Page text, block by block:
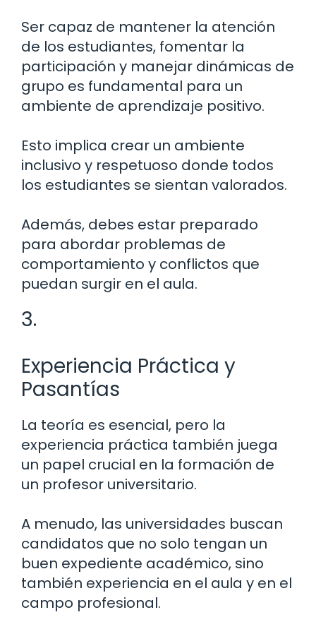
Ser capaz de mantener la atención
de los estudiantes, fomentar la
participación y manejar dinámicas de
grupo es fundamental para un
ambiente de aprendizaje positivo.
Esto implica crear un ambiente
inclusivo y respetuoso donde todos
los estudiantes se sientan valorados.
Además, debes estar preparado
para abordar problemas de
comportamiento y conflictos que
puedan surgir en el aula.
3.
Experiencia Práctica y
Pasantías
La teoría es esencial, pero la
experiencia práctica también juega
un papel crucial en la formación de
un profesor universitario.
A menudo, las universidades buscan
candidatos que no solo tengan un
buen expediente académico, sino
también experiencia en el aula y en el
campo profesional.